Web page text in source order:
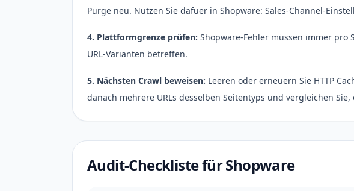
Purge neu. Nutzen Sie dafuer in Shopware: Sales-Channel-
4. Plattformgrenze prüfen: Shopware-Fehler müssen immer pro
URL-Varianten betreffen.
5. Nächsten Crawl beweisen: Leeren oder erneuern Sie HTTP
danach mehrere URLs desselben Seitentyps und vergleichen
Audit-Checkliste für Shopware